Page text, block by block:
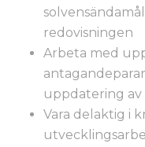
redovisningen
Arbeta med
uppdatering
Vara delaktig i